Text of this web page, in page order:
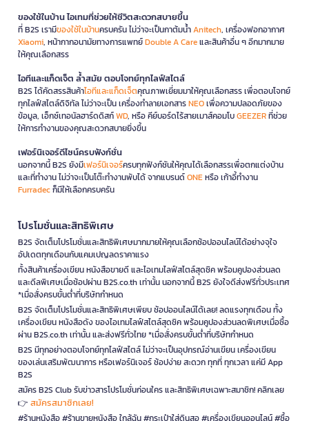
ของใช้ในบ้าน ไอเทมที่ช่วยให้ชีวิตสะดวกสบายขึ้น
ที่ B2S เรามีของใช้ในบ้านครบครัน ไม่ว่าจะเป็นกาต้มน้ำAnitech, เครื่องฟอกอากาศ
Xiaomi, หน้ากากอนามัยทางการแพทย์Double A Careและสินค้าอื่น ๆ อีกมากมาย
ให้คุณเลือกสรร
ไอทีและแก็ดเจ็ต ล้ำสมัย ตอบโจทย์ทุกไลฟ์สไตล์
B2S ได้คัดสรรสินค้าไอทีและแก็ดเจ็ตคุณภาพเยี่ยมมาให้คุณเลือกสรร เพื่อตอบโจทย์
ทุกไลฟ์สไตล์ดิจิทัล ไม่ว่าจะเป็น เครื่องทำลายเอกสารNEOเพื่อความปลอดภัยของ
ข้อมูล, เอ็กซ์เทอนัลฮาร์ดดิสก์WD, หรือ คีย์บอร์ดไร้สายเมาส์คอมโบGEEZERที่ช่วย
ให้การทำงานของคุณสะดวกสบายยิ่งขึ้น
เฟอร์นิเจอร์ดีไซน์ครบฟังก์ชั่น
นอกจากนี้ B2S ยังมีเฟอร์นิเจอร์ครบทุกฟังก์ชันให้คุณได้เลือกสรรเพื่อตกแต่งบ้าน
และที่ทำงาน ไม่ว่าจะเป็นโต๊ะทำงานพับได้ จากแบรนด์ONEหรือ เก้าอี้ทำงาน
Furradecก็มีให้เลือกครบครัน
โปรโมชั่นและสิทธิพิเศษ
B2S จัดเต็มโปรโมชั่นและสิทธิพิเศษมากมายให้คุณเลือกช้อปออนไลน์ได้อย่างจุใจ
อัปเดตทุกเดือนกับแคมเปญลดราคาแรง
ทั้งสินค้าเครื่องเขียน หนังสือขายดี และไอเทมไลฟ์สไตล์สุดชิค พร้อมคูปองส่วนลด
และดีลพิเศษเมื่อช้อปผ่าน B2S.co.th เท่านั้น นอกจากนี้ B2S ยังใจดีส่งฟรีทั่วประเทศ
*เมื่อสั่งครบขั้นต่ำที่บริษัทกำหนด
B2S จัดเต็มโปรโมชั่นและสิทธิพิเศษเพียบ ช้อปออนไลน์ได้เลย! ลดแรงทุกเดือน ทั้ง
เครื่องเขียน หนังสือดัง ของไอเทมไลฟ์สไตล์สุดชิค พร้อมคูปองส่วนลดพิเศษเมื่อซื้อ
ผ่าน B2S.co.th เท่านั้น และส่งฟรีทั่วไทย *เมื่อสั่งครบขั้นต่ำที่บริษัทกำหนด
B2S มีทุกอย่างตอบโจทย์ทุกไลฟ์สไตล์ ไม่ว่าจะเป็นอุปกรณ์อ่านเขียน เครื่องเขียน
ของเล่นเสริมพัฒนาการ หรือเฟอร์นิเจอร์ ช้อปง่าย สะดวก ทุกที่ ทุกเวลา แค่มี App
B2S
สมัคร B2S Club รับข่าวสารโปรโมชั่นก่อนใคร และสิทธิพิเศษเฉพาะสมาชิก! คลิกเลย
👉 สมัครสมาชิกเลย!
#ร้านหนังสือ #ร้านขายหนังสือ ใกล้ฉัน #กระเป๋าใส่ดินสอ #เครื่องเขียนออนไลน์ #ซื้อ